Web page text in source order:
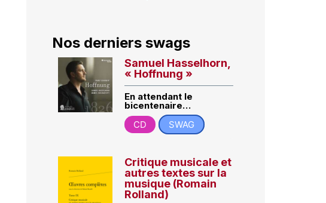
Nos derniers swags
Samuel Hasselhorn,
« Hoffnung »
En attendant le
bicentenaire…
CD
SWAG
Critique musicale et
autres textes sur la
musique (Romain
Rolland)